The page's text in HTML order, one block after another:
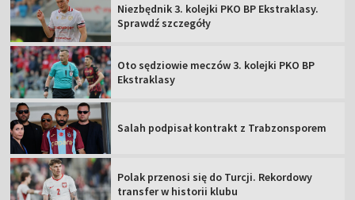
Niezbędnik 3. kolejki PKO BP Ekstraklasy.
Sprawdź szczegóły
Oto sędziowie meczów 3. kolejki PKO BP
Ekstraklasy
Salah podpisał kontrakt z Trabzonsporem
Polak przenosi się do Turcji. Rekordowy
transfer w historii klubu